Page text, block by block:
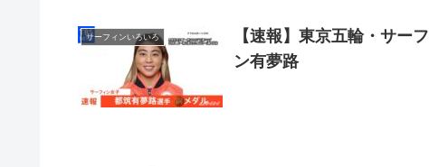
サーフィンいろいろ
【速報】東京五輪・サー
ン有夢路